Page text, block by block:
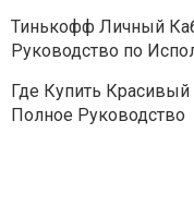
Тинькофф Личный
Руководство по
Где Купить
Полное Руководство